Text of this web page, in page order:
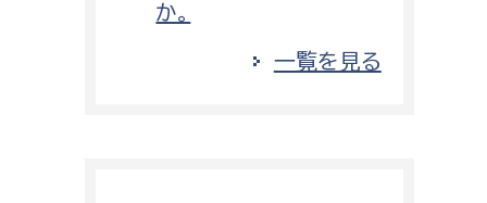
か。
一覧を見る